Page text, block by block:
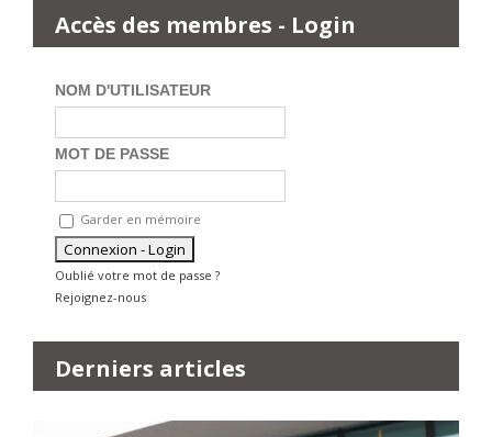
Accès des membres - Login
NOM D'UTILISATEUR
MOT DE PASSE
Garder en mémoire
Oublié votre mot de passe ?
Rejoignez-nous
Derniers articles